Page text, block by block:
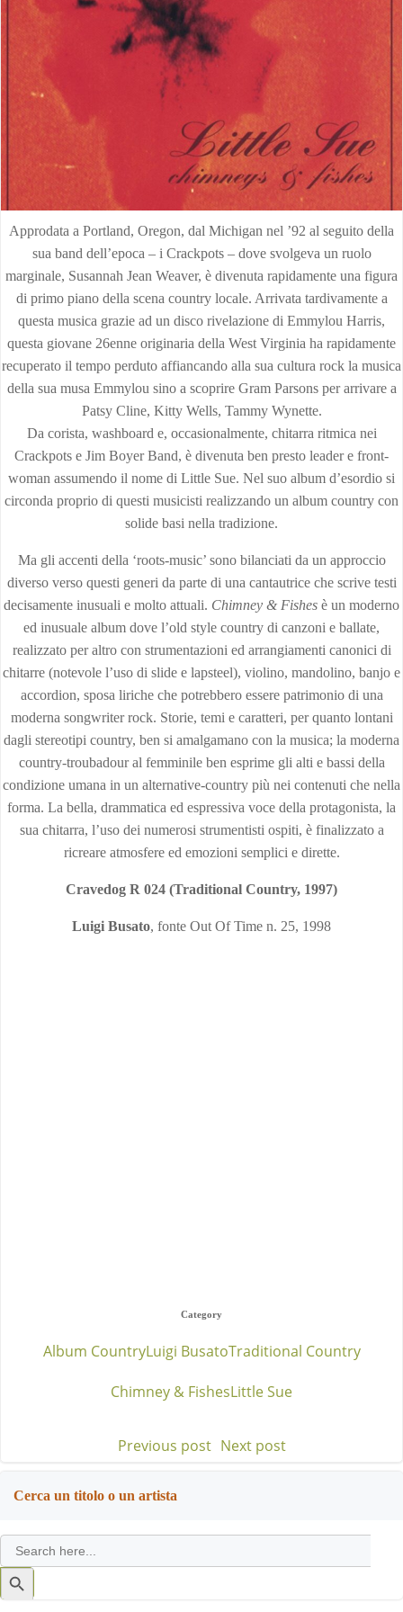
Approdata a Portland, Oregon, dal Michigan nel ’92 al seguito della
sua band dell’epoca – i Crackpots – dove svolgeva un ruolo
marginale, Susannah Jean Weaver, è divenuta rapidamente una figura
di primo piano della scena country locale. Arrivata tardivamente a
questa musica grazie ad un disco rivelazione di Emmylou Harris,
questa giovane 26enne originaria della West Virginia ha rapidamente
recuperato il tempo perduto affiancando alla sua cultura rock la musica
della sua musa Emmylou sino a scoprire Gram Parsons per arrivare a
Patsy Cline, Kitty Wells, Tammy Wynette.
Da corista, washboard e, occasionalmente, chitarra ritmica nei
Crackpots e Jim Boyer Band, è divenuta ben presto leader e front-
woman assumendo il nome di Little Sue. Nel suo album d’esordio si
circonda proprio di questi musicisti realizzando un album country con
solide basi nella tradizione.
Ma gli accenti della ‘roots-music’ sono bilanciati da un approccio
diverso verso questi generi da parte di una cantautrice che scrive testi
decisamente inusuali e molto attuali. Chimney & Fishes è un moderno
ed inusuale album dove l’old style country di canzoni e ballate,
realizzato per altro con strumentazioni ed arrangiamenti canonici di
chitarre (notevole l’uso di slide e lapsteel), violino, mandolino, banjo e
accordion, sposa liriche che potrebbero essere patrimonio di una
moderna songwriter rock. Storie, temi e caratteri, per quanto lontani
dagli stereotipi country, ben si amalgamano con la musica; la moderna
country-troubadour al femminile ben esprime gli alti e bassi della
condizione umana in un alternative-country più nei contenuti che nella
forma. La bella, drammatica ed espressiva voce della protagonista, la
sua chitarra, l’uso dei numerosi strumentisti ospiti, è finalizzato a
ricreare atmosfere ed emozioni semplici e dirette.
Cravedog R 024 (Traditional Country, 1997)
Luigi Busato, fonte Out Of Time n. 25, 1998
Category
Album CountryLuigi BusatoTraditional Country
Chimney & FishesLittle Sue
Post
navigation
Previous post Post
Next post
Cerca un titolo o un artista
Search
for:
Search
Button